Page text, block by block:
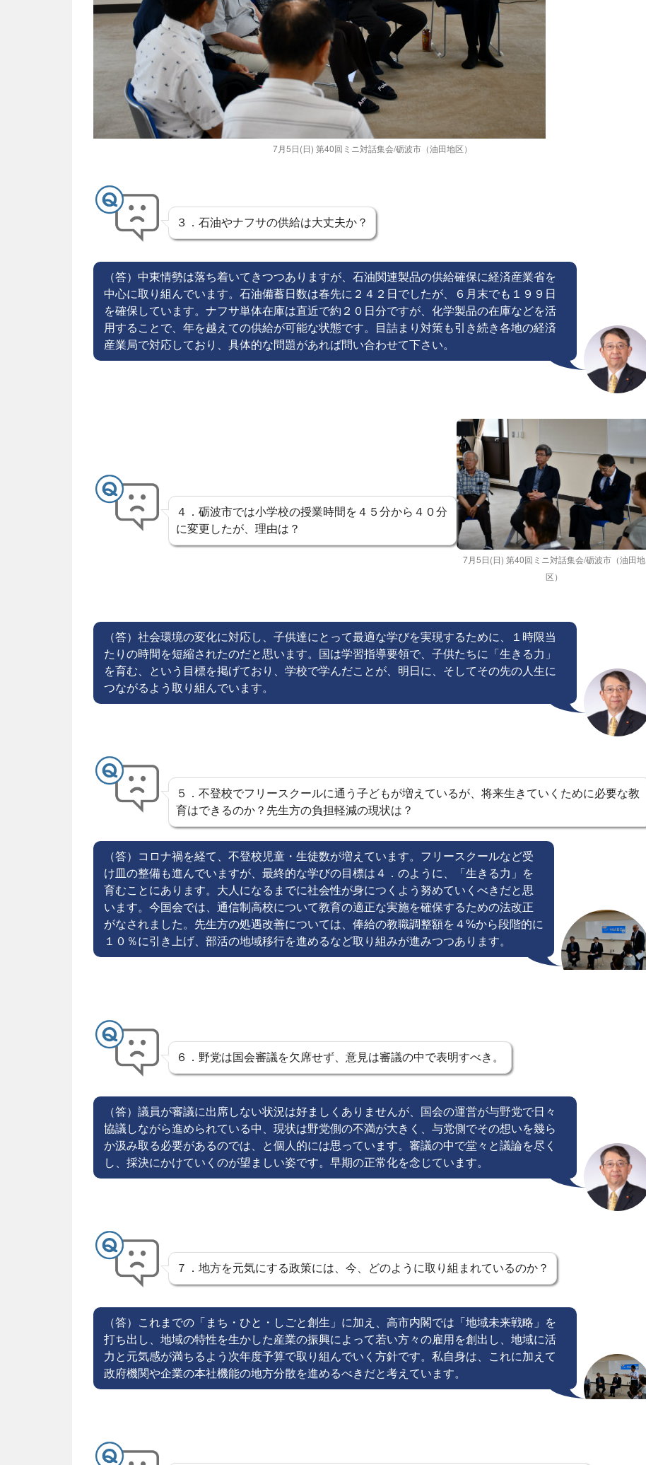
7月5日(日) 第40回ミニ対話集会/砺波市（油田地区）
３．石油やナフサの供給は大丈夫か？
（答）中東情勢は落ち着いてきつつありますが、石油関連製品の供給確保に経済産業省を
中心に取り組んでいます。石油備蓄日数は春先に２４２日でしたが、６月末でも１９９日
を確保しています。ナフサ単体在庫は直近で約２０日分ですが、化学製品の在庫などを活
用することで、年を越えての供給が可能な状態です。目詰まり対策も引き続き各地の経済
産業局で対応しており、具体的な問題があれば問い合わせて下さい。
４．砺波市では小学校の授業時間を４５分から４０分
に変更したが、理由は？
7月5日(日) 第40回ミニ対話集会/砺波市（油田地
区）
（答）社会環境の変化に対応し、子供達にとって最適な学びを実現するために、１時限当
たりの時間を短縮されたのだと思います。国は学習指導要領で、子供たちに「生きる力」
を育む、という目標を掲げており、学校で学んだことが、明日に、そしてその先の人生に
つながるよう取り組んでいます。
５．不登校でフリースクールに通う子どもが増えているが、将来生きていくために必要な教
育はできるのか？先生方の負担軽減の現状は？
（答）コロナ禍を経て、不登校児童・生徒数が増えています。フリースクールなど受
け皿の整備も進んでいますが、最終的な学びの目標は４．のように、「生きる力」を
育むことにあります。大人になるまでに社会性が身につくよう努めていくべきだと思
います。今国会では、通信制高校について教育の適正な実施を確保するための法改正
がなされました。先生方の処遇改善については、俸給の教職調整額を４%から段階的に
１０％に引き上げ、部活の地域移行を進めるなど取り組みが進みつつあります。
６．野党は国会審議を欠席せず、意見は審議の中で表明すべき。
（答）議員が審議に出席しない状況は好ましくありませんが、国会の運営が与野党で日々
協議しながら進められている中、現状は野党側の不満が大きく、与党側でその想いを幾ら
か汲み取る必要があるのでは、と個人的には思っています。審議の中で堂々と議論を尽く
し、採決にかけていくのが望ましい姿です。早期の正常化を念じています。
７．地方を元気にする政策には、今、どのように取り組まれているのか？
（答）これまでの「まち・ひと・しごと創生」に加え、高市内閣では「地域未来戦略」を
打ち出し、地域の特性を生かした産業の振興によって若い方々の雇用を創出し、地域に活
力と元気感が満ちるよう次年度予算で取り組んでいく方針です。私自身は、これに加えて
政府機関や企業の本社機能の地方分散を進めるべきだと考えています。